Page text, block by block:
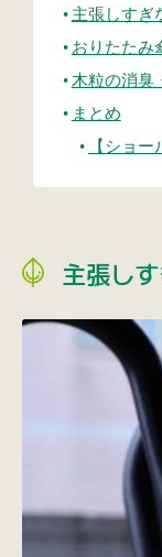
主張しすぎ
おりたたみ
木粒の消臭
まとめ
【ショー
主張し